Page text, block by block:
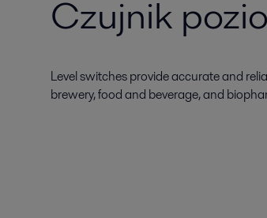
Czujnik
Level switches provide accurate and
brewery, food and beverage, and